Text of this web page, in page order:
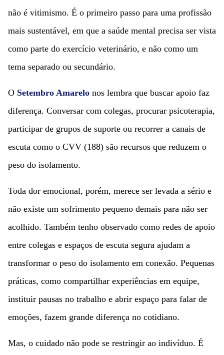
não é vitimismo. É o primeiro passo para uma profissão
mais sustentável, em que a saúde mental precisa ser vista
como parte do exercício veterinário, e não como um
tema separado ou secundário.
O Setembro Amarelo nos lembra que buscar apoio faz
diferença. Conversar com colegas, procurar psicoterapia,
participar de grupos de suporte ou recorrer a canais de
escuta como o CVV (188) são recursos que reduzem o
peso do isolamento.
Toda dor emocional, porém, merece ser levada a sério e
não existe um sofrimento pequeno demais para não ser
acolhido. Também tenho observado como redes de apoio
entre colegas e espaços de escuta segura ajudam a
transformar o peso do isolamento em conexão. Pequenas
práticas, como compartilhar experiências em equipe,
instituir pausas no trabalho e abrir espaço para falar de
emoções, fazem grande diferença no cotidiano.
Mas, o cuidado não pode se restringir ao indivíduo. É